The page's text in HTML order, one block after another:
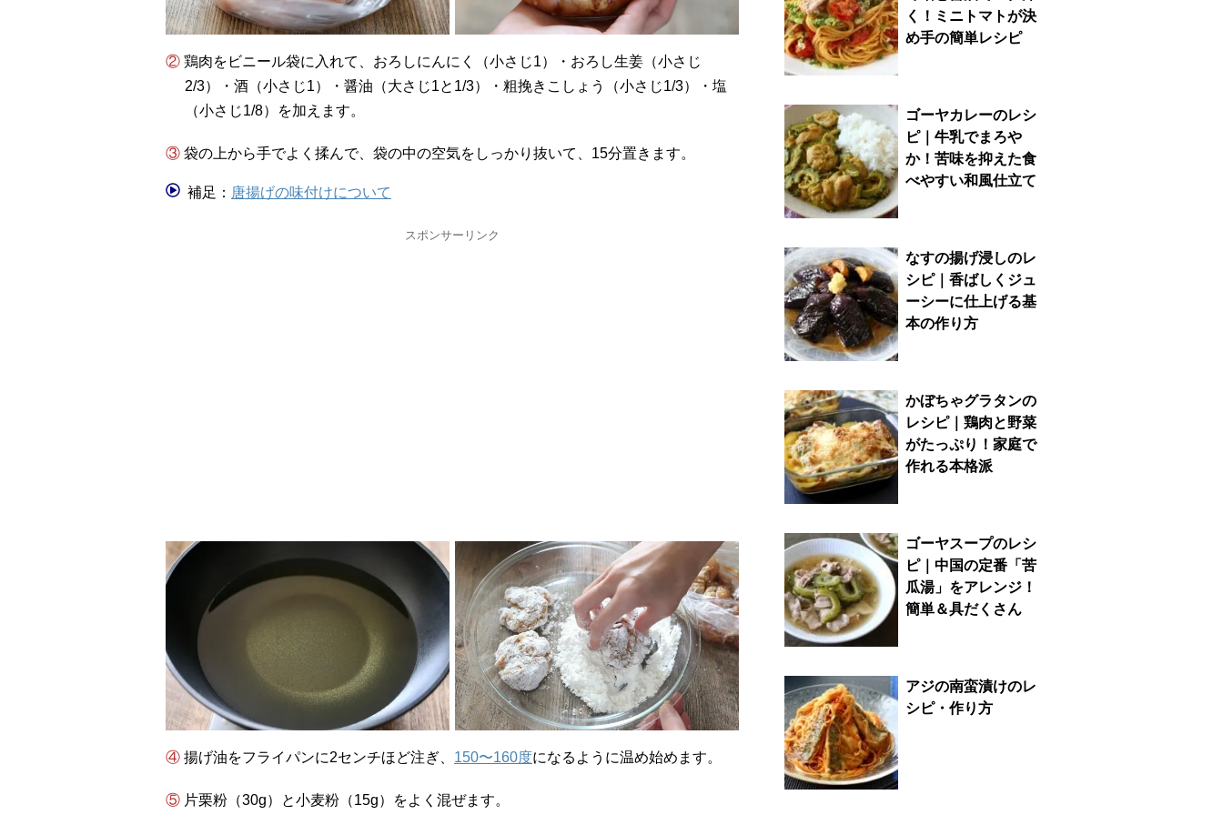
② 鶏肉をビニール袋に入れて、おろしにんにく（小さじ1）・おろし生姜（小さじ
2/3）・酒（小さじ1）・醤油（大さじ1と1/3）・粗挽きこしょう（小さじ1/3）・塩
（小さじ1/8）を加えます。
③ 袋の上から手でよく揉んで、袋の中の空気をしっかり抜いて、15分置きます。
補足： 唐揚げの味付けについて
スポンサーリンク
④ 揚げ油をフライパンに2センチほど注ぎ、 150〜160度になるように温め始めます。
⑤ 片栗粉（30g）と小麦粉（15g）をよく混ぜます。
く！ミニトマトが決
め手の簡単レシピ
ゴーヤカレーのレシ
ピ｜牛乳でまろや
か！苦味を抑えた食
べやすい和風仕立て
なすの揚げ浸しのレ
シピ｜香ばしくジュ
ーシーに仕上げる基
本の作り方
かぼちゃグラタンの
レシピ｜鶏肉と野菜
がたっぷり！家庭で
作れる本格派
ゴーヤスープのレシ
ピ｜中国の定番「苦
瓜湯」をアレンジ！
簡単＆具だくさん
アジの南蛮漬けのレ
シピ・作り方